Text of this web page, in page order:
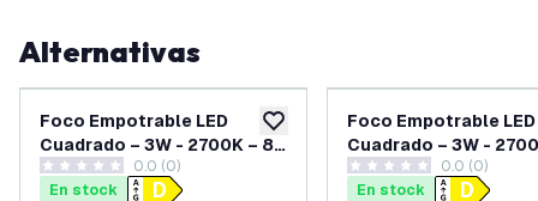
Alternativas
añadir a lista de deseos
Foco Empotrable LED
Cuadrado – 3W - 2700K – 81
mm – Negro
0 estrellas de puntuación
0.0 (0)
En stock
Foco Empotrable LED
Cuadrado – 3W -
mm – Blanco
0 estrellas de puntuación
0.0 (0)
En stock